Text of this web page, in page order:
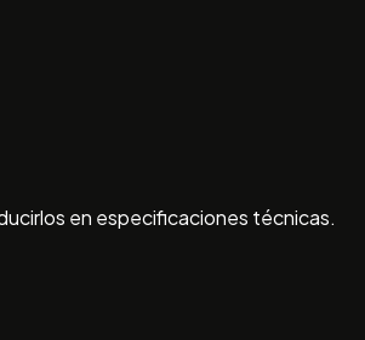
en especificaciones técnicas.